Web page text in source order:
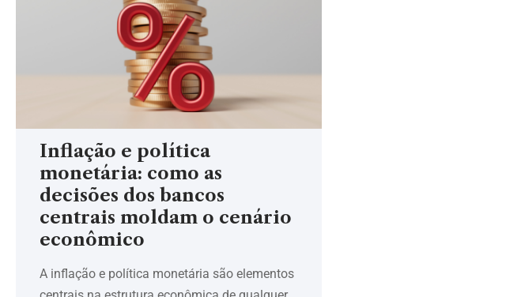
Inflação e política
monetária: como as
decisões dos bancos
centrais moldam o cenário
econômico
A inflação e política monetária são elementos